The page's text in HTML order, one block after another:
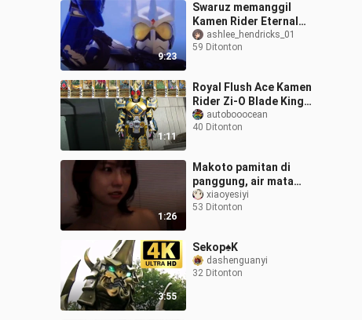
9:23
Swaruz memanggil
Kamen Rider Eternal
untuk menyiksa Raja
Waktu secara brutal,
ashlee_hendricks_01
59 Ditonton
1:11
Royal Flush Ace Kamen
Rider Zi-O Blade King
Armor (Sword Emperor)
[Gambar lubang otak
autobooocean
40 Ditonton
1:26
Makoto pamitan di
panggung, air mata
tumpah di tempat,
saatnya mulai belajar
xiaoyesiyi
53 Ditonton
3:55
Sekop♠️K
dashenguanyi
32 Ditonton